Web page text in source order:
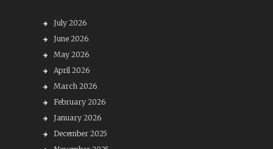
July 2026
June 2026
May 2026
April 2026
March 2026
February 2026
January 2026
December 2025